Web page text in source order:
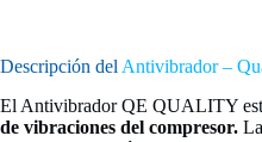
Descripción del Antivibrador –
El Antivibrador QE QUALITY
de vibraciones del compresor.